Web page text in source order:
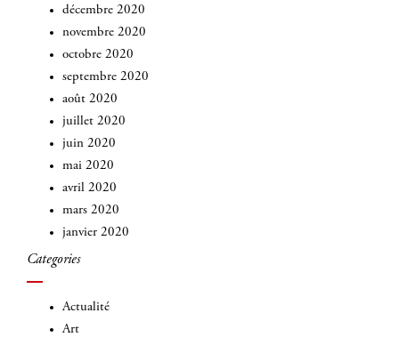
décembre 2020
novembre 2020
octobre 2020
septembre 2020
août 2020
juillet 2020
juin 2020
mai 2020
avril 2020
mars 2020
janvier 2020
Categories
Actualité
Art